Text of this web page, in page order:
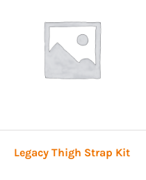
Legacy Thigh Strap Kit